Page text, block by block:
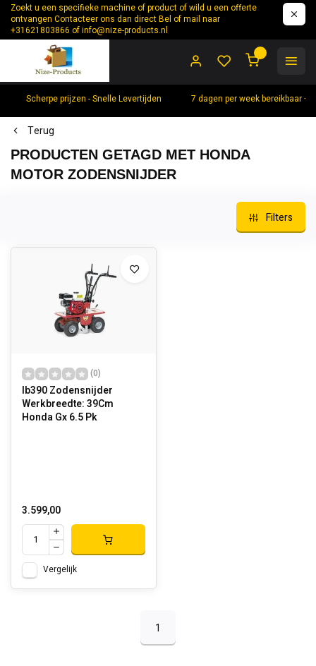
Zoekt u een specifieke machine of product of wild u een offerte
ontvangen Contacteer ons dan direct Bel of mail naar
+31621803866 ofinfo@nize-products.nl
Scherpe prijzen - Snelle Levertijden 7 dagen per week bereikbaar
Terug
PRODUCTEN GETAGD MET HONDA
MOTOR ZODENSNIJDER
Filters
(0)
Ib390 Zodensnijder
Werkbreedte: 39Cm
Honda Gx 6.5 Pk
3.599,00
Vergelijk
1